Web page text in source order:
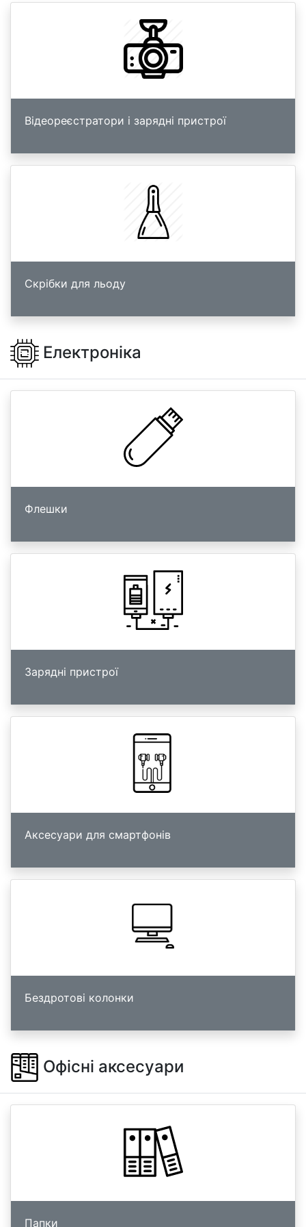
Відеореєстратори і зарядні пристрої
Скрібки для льоду
Електроніка
Флешки
Зарядні пристрої
Аксесуари для смартфонів
Бездротові колонки
Офісні аксесуари
Папки